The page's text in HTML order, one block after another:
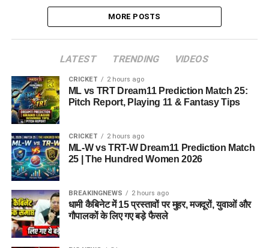
MORE POSTS
LATEST TRENDING VIDEOS
CRICKET 2 hours ago
ML vs TRT Dream11 Prediction Match 25:
Pitch Report, Playing 11 & Fantasy Tips
CRICKET 2 hours ago
ML-W vs TRT-W Dream11 Prediction Match
25 | The Hundred Women 2026
BREAKINGNEWS 2 hours ago
धामी कैबिनेट में 15 प्रस्तावों पर मुहर, मजदूरों, युवाओं और
गौपालकों के लिए गए बड़े फैसले